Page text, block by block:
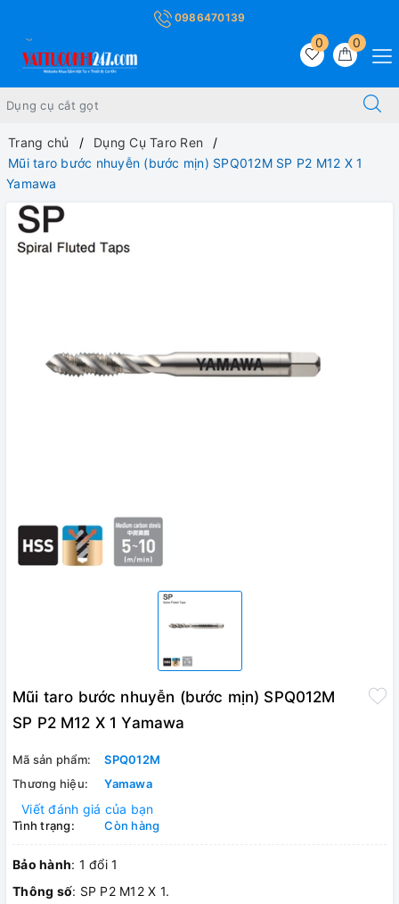
0986470139
0
0
Trang chủ
Dụng Cụ Taro Ren
Mũi taro bước nhuyễn (bước mịn) SPQ012M SP P2 M12 X 1
Yamawa
Mũi taro bước nhuyễn (bước mịn) SPQ012M
SP P2 M12 X 1 Yamawa
Mã sản phẩm:
SPQ012M
Thương hiệu:
Yamawa
Viết đánh giá của bạn
Tình trạng: Còn hàng
Bảo hành: 1 đổi 1
Thông số: SP P2 M12 X 1.